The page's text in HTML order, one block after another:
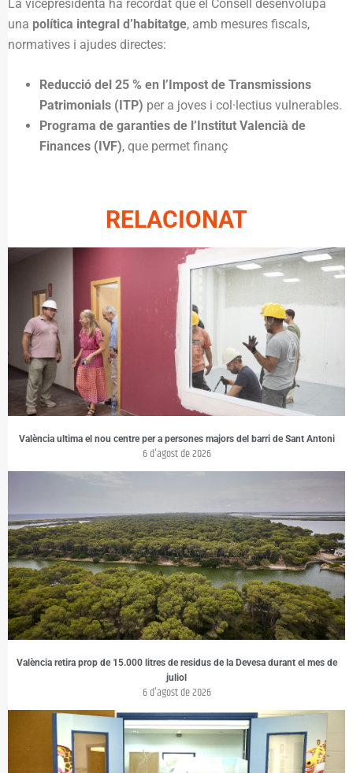
La vicepresidenta ha recordat que el Consell desenvolupa
una política integral d’habitatge, amb mesures fiscals,
normatives i ajudes directes:
Reducció del 25 % en l’Impost de Transmissions
Patrimonials (ITP) per a joves i col·lectius vulnerables.
Programa de garanties de l’Institut Valencià de
Finances (IVF), que permet finanç
RELACIONAT
València ultima el nou centre per a persones majors del barri de Sant Antoni
6 d'agost de 2026
València retira prop de 15.000 litres de residus de la Devesa durant el mes de
juliol
6 d'agost de 2026